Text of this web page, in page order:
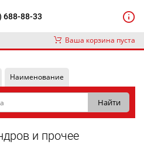
688-88-33
Ваша корзина пуста
Наименование
и прочее